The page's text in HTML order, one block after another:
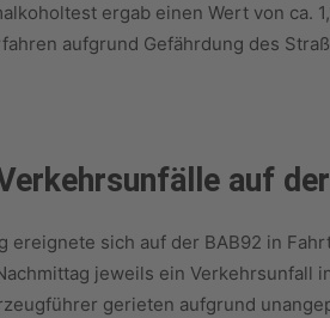
ergab einen Wert von ca.
aufgrund Gefährdung des
auf
ereignete sich auf der BAB92 in
jeweils ein Verkehrsunfall
gerieten aufgrund